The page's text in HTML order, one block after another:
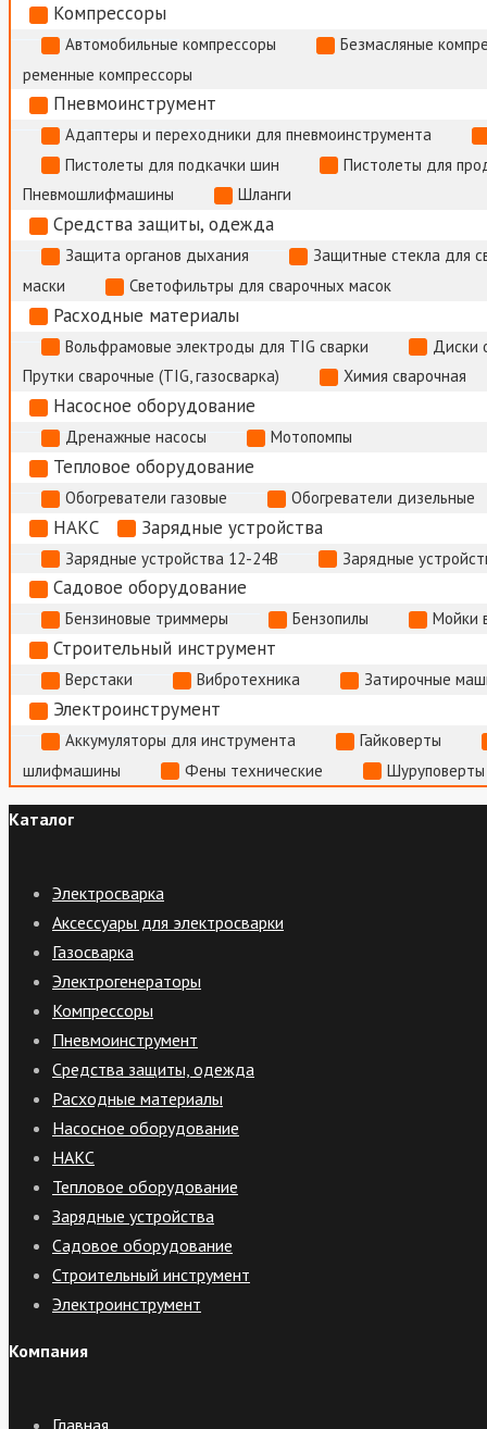
Компрессоры
Автомобильные компрессоры
Безмасляные
ременные компрессоры
Пневмоинструмент
Адаптеры и переходники для пневмоинструмента
Пистолеты для подкачки шин
Пистолеты для
Пневмошлифмашины
Шланги
Средства защиты, одежда
Защита органов дыхания
Защитные стекла для
маски
Светофильтры для сварочных масок
Расходные материалы
Вольфрамовые электроды для TIG сварки
Диски
Прутки сварочные (TIG, газосварка)
Химия сварочная
Насосное оборудование
Дренажные насосы Мотопомпы
Тепловое оборудование
Обогреватели газовые Обогреватели дизельные
НАКС Зарядные устройства
Зарядные устройства 12-24В Зарядные
Садовое оборудование
Бензиновые триммеры Бензопилы Мойки
Строительный инструмент
Верстаки Вибротехника Затирочные
Электроинструмент
Аккумуляторы для инструмента
Гайковерты
шлифмашины
Фены технические
Каталог
Электросварка
Аксессуары для электросварки
Газосварка
Электрогенераторы
Компрессоры
Пневмоинструмент
Средства защиты, одежда
Расходные материалы
Насосное оборудование
НАКС
Тепловое оборудование
Зарядные устройства
Садовое оборудование
Строительный инструмент
Электроинструмент
Компания